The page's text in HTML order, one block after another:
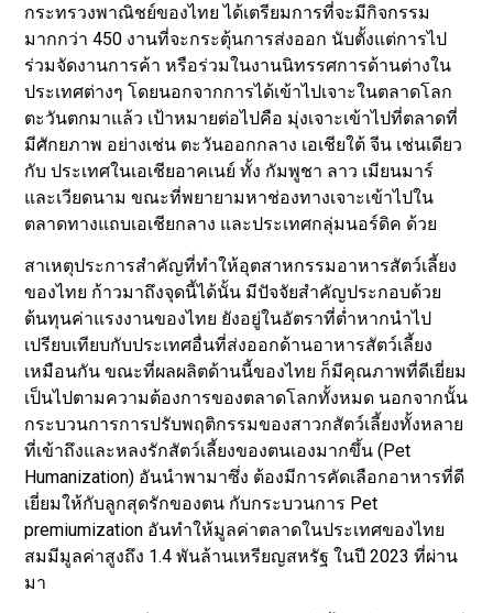
กระทรวงพาณิชย์ของไทย ได้เตรียมการที่จะมีกิจกรรม
มากกว่า 450 งานที่จะกระตุ้นการส่งออก นับตั้งแต่การไป
ร่วมจัดงานการค้า หรือร่วมในงานนิทรรศการด้านต่างใน
ประเทศต่างๆ โดยนอกจากการได้เข้าไปเจาะในตลาดโลก
ตะวันตกมาแล้ว เป้าหมายต่อไปคือ มุ่งเจาะเข้าไปที่ตลาดที่
มีศักยภาพ อย่างเช่น ตะวันออกกลาง เอเชียใต้ จีน เช่นเดียว
กับ ประเทศในเอเชียอาคเนย์ ทั้ง กัมพูชา ลาว เมียนมาร์
และเวียดนาม ขณะที่พยายามหาช่องทางเจาะเข้าไปใน
ตลาดทางแถบเอเชียกลาง และประเทศกลุ่มนอร์ดิค ด้วย
สาเหตุประการสำคัญที่ทำให้อุตสาหกรรมอาหารสัตว์เลี้ยง
ของไทย ก้าวมาถึงจุดนี้ได้นั้น มีปัจจัยสำคัญประกอบด้วย
ต้นทุนค่าแรงงานของไทย ยังอยู่ในอัตราที่ต่ำหากนำไป
เปรียบเทียบกับประเทศอื่นที่ส่งออกด้านอาหารสัตว์เลี้ยง
เหมือนกัน ขณะที่ผลผลิตด้านนี้ของไทย ก็มีคุณภาพที่ดีเยี่ยม
เป็นไปตามความต้องการของตลาดโลกทั้งหมด นอกจากนั้น
กระบวนการการปรับพฤติกรรมของสาวกสัตว์เลี้ยงทั้งหลาย
ที่เข้าถึงและหลงรักสัตว์เลี้ยงของตนเองมากขึ้น (Pet
Humanization) อันนำพามาซึ่ง ต้องมีการคัดเลือกอาหารที่ดี
เยี่ยมให้กับลูกสุดรักของตน กับกระบวนการ Pet
premiumization อันทำให้มูลค่าตลาดในประเทศของไทย
สมมีมูลค่าสูงถึง 1.4 พันล้านเหรียญสหรัฐ ในปี 2023 ที่ผ่าน
มา